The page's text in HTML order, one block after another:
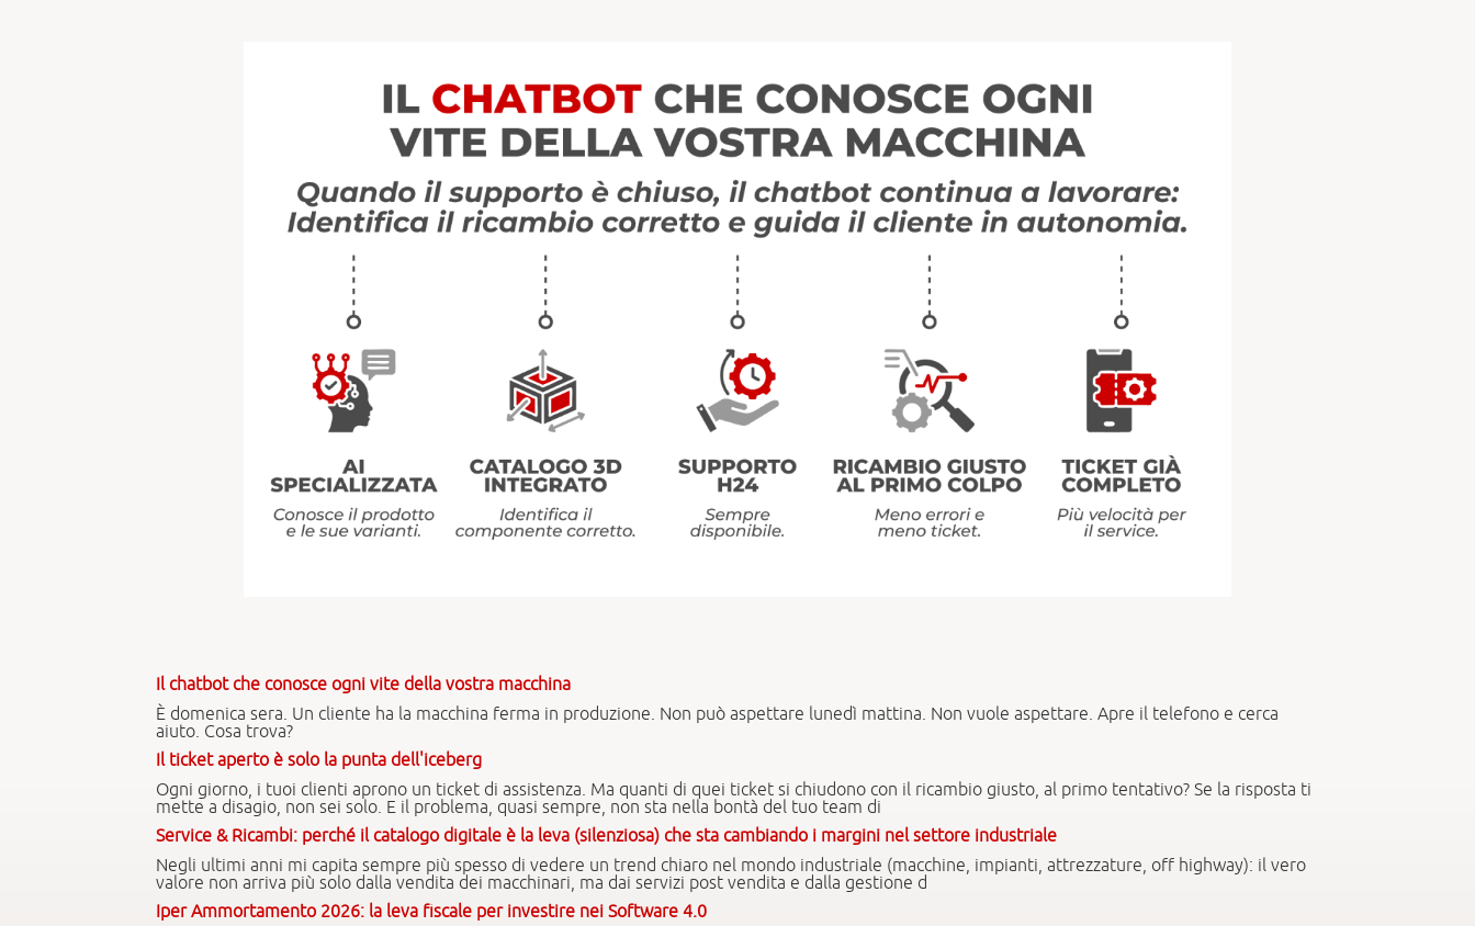
Il chatbot che conosce ogni vite della vostra macchina
È domenica sera. Un cliente ha la macchina ferma in produzione. Non può aspettare lunedì mattina. Non vuole aspettare. Apre il telefono e cerca
aiuto. Cosa trova?
Il ticket aperto è solo la punta dell'iceberg
Ogni giorno, i tuoi clienti aprono un ticket di assistenza. Ma quanti di quei ticket si chiudono con il ricambio giusto, al primo tentativo? Se la risposta ti
mette a disagio, non sei solo. E il problema, quasi sempre, non sta nella bontà del tuo team di
Service & Ricambi: perché il catalogo digitale è la leva (silenziosa) che sta cambiando i margini nel settore industriale
Negli ultimi anni mi capita sempre più spesso di vedere un trend chiaro nel mondo industriale (macchine, impianti, attrezzature, off highway): il vero
valore non arriva più solo dalla vendita dei macchinari, ma dai servizi post vendita e dalla gestione d
Iper Ammortamento 2026: la leva fiscale per investire nei Software 4.0